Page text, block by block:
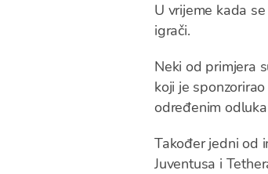
U vrijeme kada
igrači.
Neki od primjera
koji je
određenim
Također jedni od
Juventusa i